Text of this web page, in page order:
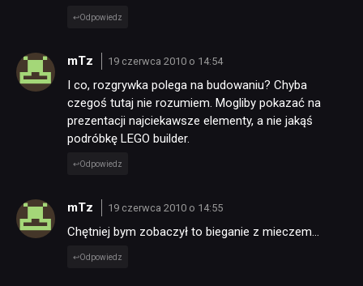
Odpowiedz
mTz 19 czerwca 2010 o 14:54
I co, rozgrywka polega na budowaniu? Chyba
czegoś tutaj nie rozumiem. Mogliby pokazać na
prezentacji najciekawsze elementy, a nie jakąś
podróbkę LEGO builder.
Odpowiedz
mTz 19 czerwca 2010 o 14:55
Chętniej bym zobaczył to bieganie z mieczem…
Odpowiedz